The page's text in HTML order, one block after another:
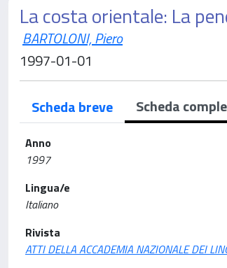
La costa orientale: La
BARTOLONI, Piero
1997-01-01
Scheda breve Scheda
Anno
1997
Lingua/e
Italiano
Rivista
ATTI DELLA ACCADEMIA NAZIONALE DEI